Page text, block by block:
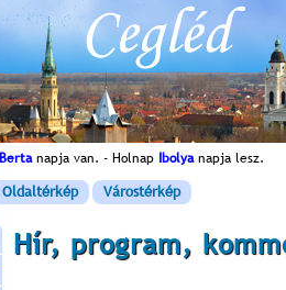
Bertanapja van. - Holnap Ibolyanapja lesz.
Oldaltérkép Várostérkép
Hír, program,